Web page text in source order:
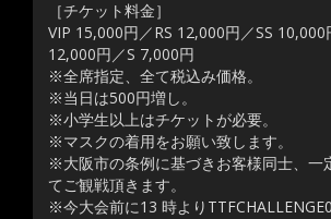
［チケット料金］
VIP 15,000円／RS 12,000円／SS 10,000
12,000円／S 7,000円
※全席指定、全て税込み価格。
※当日は500円増し。
※小学生以上はチケットが必要。
※マスクの着用をお願い致します。
※大阪市の条例に基づきお客様同士、一
てご観戦頂きます。
※今大会前に13 時より